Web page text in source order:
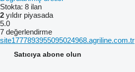
Stokta: 8 ilan
2 yıldır piyasada
5.0
7 değerlendirme
site1777893955095024968.agriline.com.tr
Satıcıya abone olun